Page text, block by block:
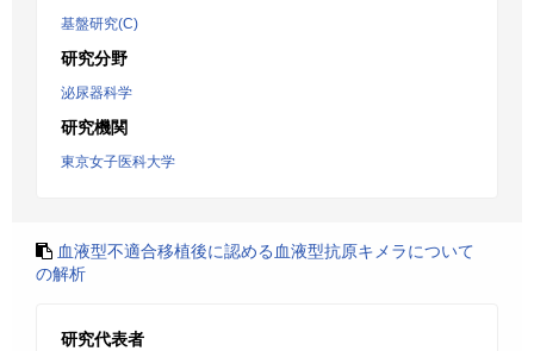
基盤研究(C)
研究分野
泌尿器科学
研究機関
東京女子医科大学
血液型不適合移植後に認める血液型抗原キメラについて
の解析
研究代表者